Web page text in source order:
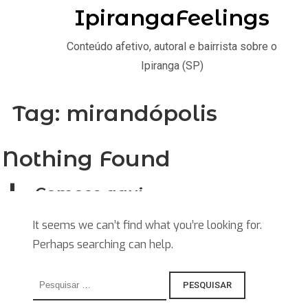
Comece aqui
Home
Stories
Explore
Tag: mirandópolis
Nothing Found
It seems we can’t find what you’re looking for.
Perhaps searching can help.
Pesquisar
por:
IpirangaFeelings
Conteúdo afetivo, autoral e bairrista sobre o
Ipiranga (SP)